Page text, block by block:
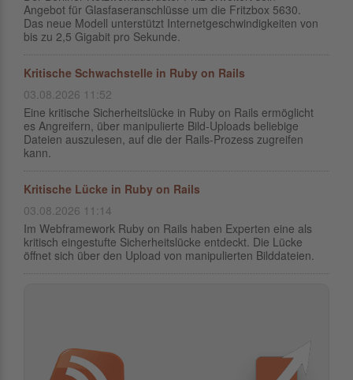
Angebot für Glasfaseranschlüsse um die Fritzbox 5630.
Das neue Modell unterstützt Internetgeschwindigkeiten von
bis zu 2,5 Gigabit pro Sekunde.
Kritische Schwachstelle in Ruby on Rails
03.08.2026 11:52
Eine kritische Sicherheitslücke in Ruby on Rails ermöglicht
es Angreifern, über manipulierte Bild-Uploads beliebige
Dateien auszulesen, auf die der Rails-Prozess zugreifen
kann.
Kritische Lücke in Ruby on Rails
03.08.2026 11:14
Im Webframework Ruby on Rails haben Experten eine als
kritisch eingestufte Sicherheitslücke entdeckt. Die Lücke
öffnet sich über den Upload von manipulierten Bilddateien.